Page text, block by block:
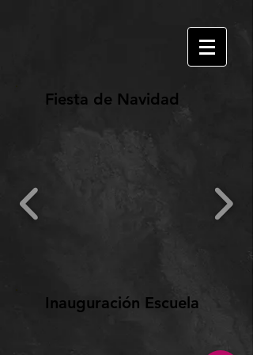
Fiesta de Navidad
Inauguración Escuela